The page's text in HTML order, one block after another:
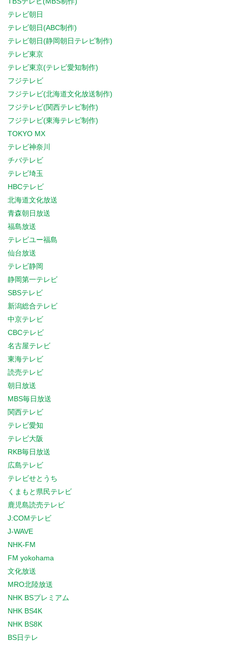
テレビ朝日
テレビ朝日(ABC制作)
テレビ朝日(静岡朝日テレビ制作)
テレビ東京
テレビ東京(テレビ愛知制作)
フジテレビ
フジテレビ(北海道文化放送制作)
フジテレビ(関西テレビ制作)
フジテレビ(東海テレビ制作)
TOKYO MX
テレビ神奈川
チバテレビ
テレビ埼玉
HBCテレビ
北海道文化放送
青森朝日放送
福島放送
テレビユー福島
仙台放送
テレビ静岡
静岡第一テレビ
SBSテレビ
新潟総合テレビ
中京テレビ
CBCテレビ
名古屋テレビ
東海テレビ
読売テレビ
朝日放送
MBS毎日放送
関西テレビ
テレビ愛知
テレビ大阪
RKB毎日放送
広島テレビ
テレビせとうち
くまもと県民テレビ
鹿児島読売テレビ
J:COMテレビ
J-WAVE
NHK-FM
FM yokohama
文化放送
MRO北陸放送
NHK BSプレミアム
NHK BS4K
NHK BS8K
BS日テレ